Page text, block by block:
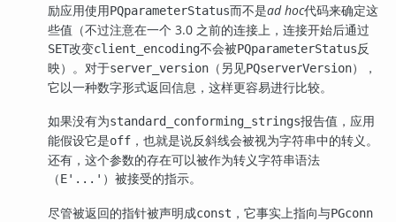
励应用使用PQparameterStatus而不是ad hoc代码来确定这
些值（不过注意在一个 3.0 之前的连接上，连接开始后通过
SET改变client_encoding不会被PQparameterStatus反
映）。对于server_version （另见PQserverVersion），
它以一种数字形式返回信息，这样更容易进行比较。
如果没有为standard_conforming_strings报告值，应用
能假设它是off ，也就是说反斜线会被视为字符串中的转义。
还有，这个参数的存在可以被作为转义字符串语法
（E'...' ）被接受的指示。
尽管被返回的指针被声明成const ，它事实上指向与PGconn